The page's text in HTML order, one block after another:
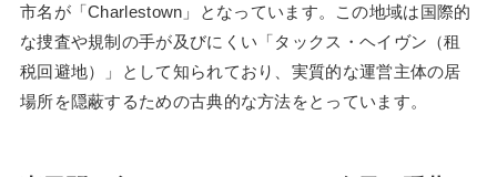
市名が「Charlestown」となっています。この地域は国際的
な捜査や規制の手が及びにくい「タックス・ヘイヴン（租
税回避地）」として知られており、実質的な運営主体の居
場所を隠蔽するための古典的な方法をとっています。